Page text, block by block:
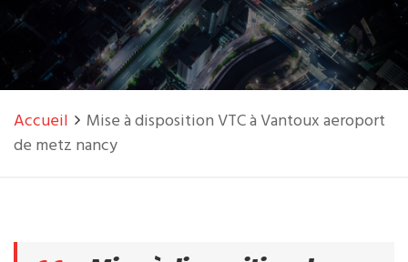
Accueil
Mise à disposition VTC à Vantoux aeroport
de metz nancy